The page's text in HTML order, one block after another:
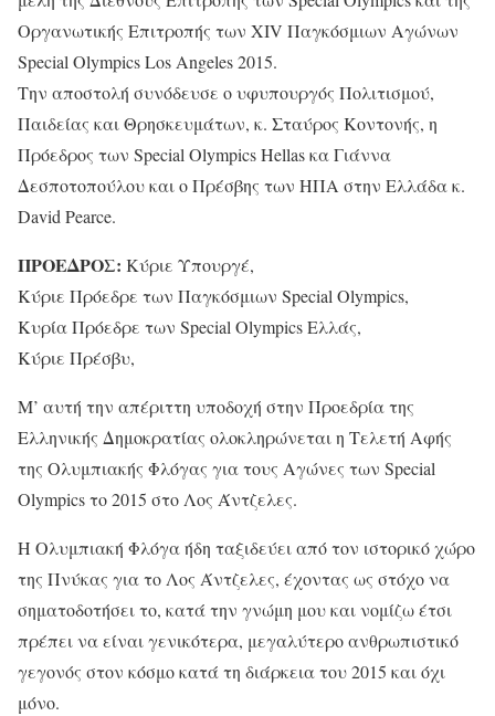
Οργανωτικής Επιτροπής των XIV Παγκόσμιων Αγώνων
Special Olympics Los Angeles 2015.
Την αποστολή συνόδευσε ο υφυπουργός Πολιτισμού,
Παιδείας και Θρησκευμάτων, κ. Σταύρος Κοντονής, η
Πρόεδρος των Special Olympics Hellas κα Γιάννα
Δεσποτοπούλου και ο Πρέσβης των ΗΠΑ στην Ελλάδα κ.
David Pearce.
ΠΡΟΕΔΡΟΣ: Κύριε Υπουργέ,
Κύριε Πρόεδρε των Παγκόσμιων Special Olympics,
Κυρία Πρόεδρε των Special Olympics Ελλάς,
Κύριε Πρέσβυ,
Μ’ αυτή την απέριττη υποδοχή στην Προεδρία της
Ελληνικής Δημοκρατίας ολοκληρώνεται η Τελετή Αφής
της Ολυμπιακής Φλόγας για τους Αγώνες των Special
Olympics το 2015 στο Λος Άντζελες.
Η Ολυμπιακή Φλόγα ήδη ταξιδεύει από τον ιστορικό χώρο
της Πνύκας για το Λος Άντζελες, έχοντας ως στόχο να
σηματοδοτήσει το, κατά την γνώμη μου και νομίζω έτσι
πρέπει να είναι γενικότερα, μεγαλύτερο ανθρωπιστικό
γεγονός στον κόσμο κατά τη διάρκεια του 2015 και όχι
μόνο.